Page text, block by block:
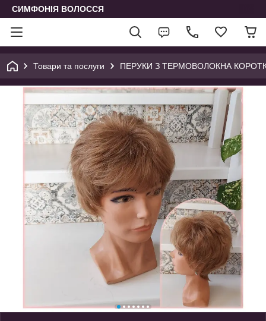
СИМФОНІЯ ВОЛОССЯ
Товари та послуги ПЕРУКИ З ТЕРМОВОЛОКНА